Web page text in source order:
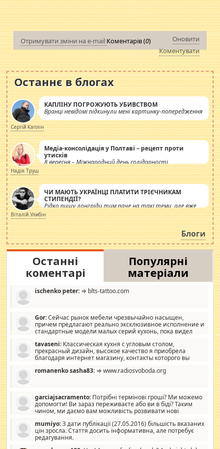
Отримувати зміни на e-mail Коментарів (0)
Оновити
Коментувати
Останнє в блогах
КАПЛІНУ ПОГРОЖУЮТЬ УБИВСТВОМ
Вранці невідомі підкинули мені картинку-попередження
Сергій Каплін
Медіа-консолідація у Полтаві – рецепт проти
утисків
8 вересня – Міжнародний день солідарності
журналістів.
Надія Труш
ЧИ МАЮТЬ УКРАЇНЦІ ПЛАТИТИ ТРІЄЧНИКАМ
СТИПЕНДІЇ?
Рідко пишу лонгріди тим паче на такі теми, але вже
просто дістало! Обурюють сьогоднішні інсенуації
навколо стипендіального питання. Штучно
роздувається ще одна соціальна катастрофа.
Віталій Улибін
Блоги
Останні
коментарі
Популярні
матеріали
ischenko peter: ⇒ blts-tattoo.com
Gor:Сейчас рынок мебели чрезвычайно насыщен,
причем предлагают реально эксклюзивное исполнение и
стандартные модели малых серий кухонь, пока видел
стандартные формы, в MebelOk, креативненько и что главное -
со вкусом все в порядке, без ненужных наворотов удорожающих
мебель, а это не последний фактор.
tavaseni: Классическая кухня с угловым столом,
прекрасный дизайн, высокое качество я приобрела
благодаря интернет магазину, контакты которого вы
romanenko sasha83: ⇒ www.radiosvoboda.org
garciajsacramento: Потрібні термінові гроші? Ми можемо
допомогти! Ви зараз переживаєте або ви в біді? Таким
чином, ми даємо вам можливість розвивати нові
допомагати людям, які намагаються дати їм шанс. Кожен
заслуговує на другий шанс, і, оскільки влада не зможе, вони
повинні приймати від інших. Для нас нема багато суми, і зрілість
mumiyo:З дати публікації (27.05.2016) більшість вказаних
цін зросла. Стаття досить інформативна, але потребує
редагування.